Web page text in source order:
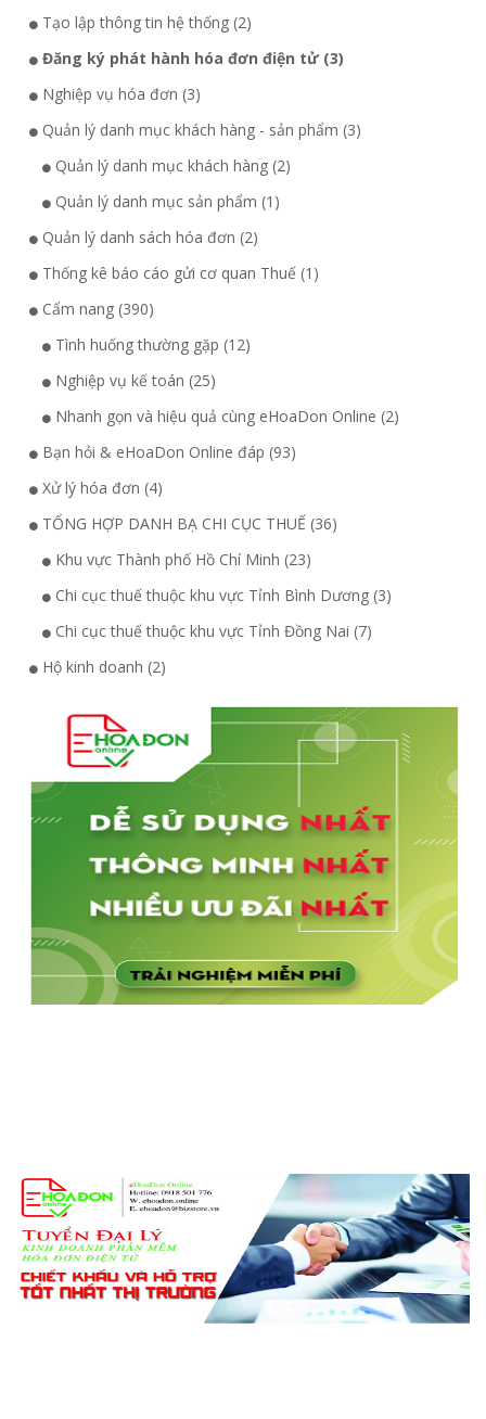
Tạo lập thông tin hệ thống (2)
Đăng ký phát hành hóa đơn điện tử (3)
Nghiệp vụ hóa đơn (3)
Quản lý danh mục khách hàng - sản phẩm (3)
Quản lý danh mục khách hàng (2)
Quản lý danh mục sản phẩm (1)
Quản lý danh sách hóa đơn (2)
Thống kê báo cáo gửi cơ quan Thuế (1)
Cẩm nang (390)
Tình huống thường gặp (12)
Nghiệp vụ kế toán (25)
Nhanh gọn và hiệu quả cùng eHoaDon Online (2)
Bạn hỏi & eHoaDon Online đáp (93)
Xử lý hóa đơn (4)
TỔNG HỢP DANH BẠ CHI CỤC THUẾ (36)
Khu vực Thành phố Hồ Chí Minh (23)
Chi cục thuế thuộc khu vực Tỉnh Bình Dương (3)
Chi cục thuế thuộc khu vực Tỉnh Đồng Nai (7)
Hộ kinh doanh (2)